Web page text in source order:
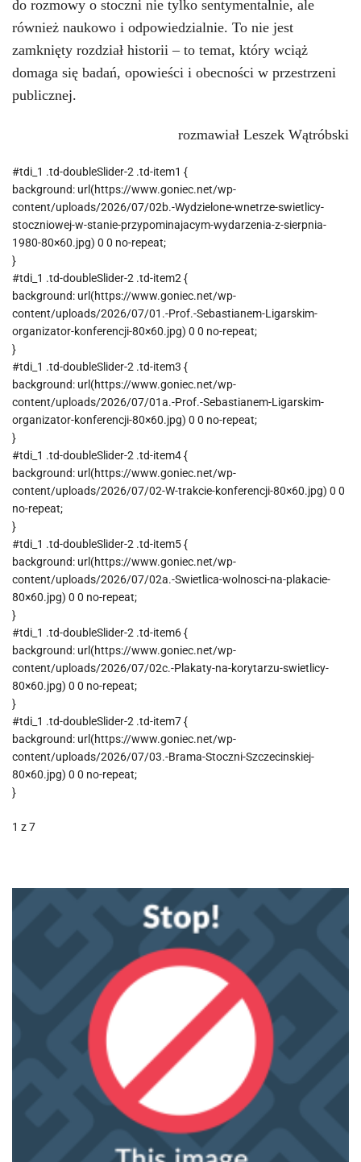
do rozmowy o stoczni nie tylko sentymentalnie, ale
również naukowo i odpowiedzialnie. To nie jest
zamknięty rozdział historii – to temat, który wciąż
domaga się badań, opowieści i obecności w przestrzeni
publicznej.
rozmawiał Leszek Wątróbski
#tdi_1 .td-doubleSlider-2 .td-item1 {
background: url(https://www.goniec.net/wp-
content/uploads/2026/07/02b.-Wydzielone-wnetrze-swietlicy-
stoczniowej-w-stanie-przypominajacym-wydarzenia-z-sierpnia-
1980-80×60.jpg) 0 0 no-repeat;
}
#tdi_1 .td-doubleSlider-2 .td-item2 {
background: url(https://www.goniec.net/wp-
content/uploads/2026/07/01.-Prof.-Sebastianem-Ligarskim-
organizator-konferencji-80×60.jpg) 0 0 no-repeat;
}
#tdi_1 .td-doubleSlider-2 .td-item3 {
background: url(https://www.goniec.net/wp-
content/uploads/2026/07/01a.-Prof.-Sebastianem-Ligarskim-
organizator-konferencji-80×60.jpg) 0 0 no-repeat;
}
#tdi_1 .td-doubleSlider-2 .td-item4 {
background: url(https://www.goniec.net/wp-
content/uploads/2026/07/02-W-trakcie-konferencji-80×60.jpg) 0 0
no-repeat;
}
#tdi_1 .td-doubleSlider-2 .td-item5 {
background: url(https://www.goniec.net/wp-
content/uploads/2026/07/02a.-Swietlica-wolnosci-na-plakacie-
80×60.jpg) 0 0 no-repeat;
}
#tdi_1 .td-doubleSlider-2 .td-item6 {
background: url(https://www.goniec.net/wp-
content/uploads/2026/07/02c.-Plakaty-na-korytarzu-swietlicy-
80×60.jpg) 0 0 no-repeat;
}
#tdi_1 .td-doubleSlider-2 .td-item7 {
background: url(https://www.goniec.net/wp-
content/uploads/2026/07/03.-Brama-Stoczni-Szczecinskiej-
80×60.jpg) 0 0 no-repeat;
}
1 z 7